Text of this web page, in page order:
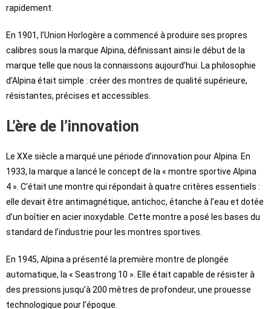
rapidement.
En 1901, l’Union Horlogère a commencé à produire ses propres
calibres sous la marque Alpina, définissant ainsi le début de la
marque telle que nous la connaissons aujourd’hui. La philosophie
d’Alpina était simple : créer des montres de qualité supérieure,
résistantes, précises et accessibles.
L’ère de l’innovation
Le XXe siècle a marqué une période d’innovation pour Alpina. En
1933, la marque a lancé le concept de la « montre sportive Alpina
4 ». C’était une montre qui répondait à quatre critères essentiels :
elle devait être antimagnétique, antichoc, étanche à l’eau et dotée
d’un boîtier en acier inoxydable. Cette montre a posé les bases du
standard de l’industrie pour les montres sportives.
En 1945, Alpina a présenté la première montre de plongée
automatique, la « Seastrong 10 ». Elle était capable de résister à
des pressions jusqu’à 200 mètres de profondeur, une prouesse
technologique pour l’époque.